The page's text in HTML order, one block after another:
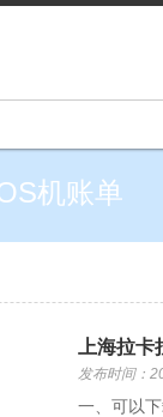
机账单
上海拉
发布时间：
一、可以